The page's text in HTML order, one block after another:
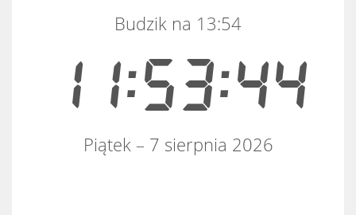
11:53:44
Budzik na 13:54
Piątek – 7 sierpnia 2026